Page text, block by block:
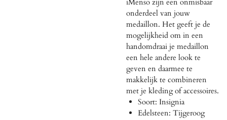
onderdeel van jouw
medaillon. Het geeft je de
mogelijkheid om in een
handomdraai je medaillon
een hele andere look te
geven en daarmee te
makkelijk te combineren
met je kleding of accessoires.
Soort: Insignia
Edelsteen: Tijgeroog